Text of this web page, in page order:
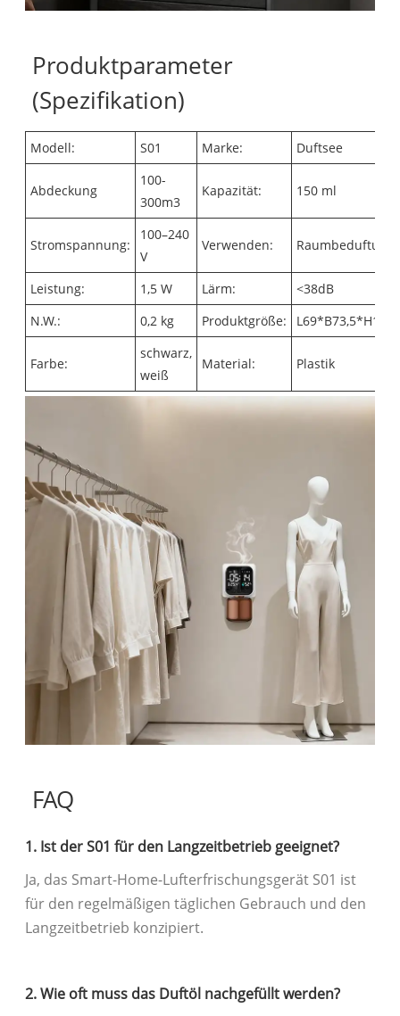
Produktparameter
(Spezifikation)
Modell: S01 Marke: Duftsee
Abdeckung
100-
300m3
Kapazität: 150 ml
Stromspannung:
100–240
V
Verwenden: Raumbeduftung
Leistung: 1,5 W Lärm:
<38dB
N.W.:
0,2 kg Produktgröße:
Farbe:
schwarz,
weiß
Material: Plastik
FAQ
1. Ist der S01 für den Langzeitbetrieb geeignet?
Ja, das Smart-Home-Lufterfrischungsgerät S01 ist
für den regelmäßigen täglichen Gebrauch und den
Langzeitbetrieb konzipiert.
2. Wie oft muss das Duftöl nachgefüllt werden?